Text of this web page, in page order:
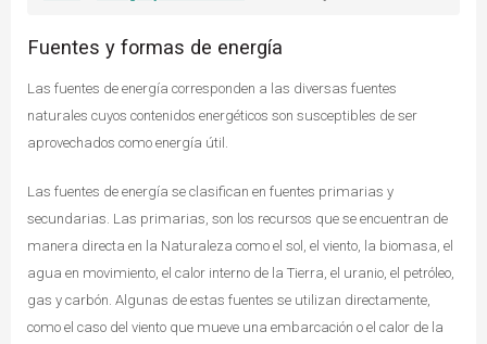
Fuentes y formas de energía
Las fuentes de energía corresponden a las diversas fuentes
naturales cuyos contenidos energéticos son susceptibles de ser
aprovechados como energía útil.
Las fuentes de energía se clasifican en fuentes primarias y
secundarias. Las primarias, son los recursos que se encuentran de
manera directa en la Naturaleza como el sol, el viento, la biomasa, el
agua en movimiento, el calor interno de la Tierra, el uranio, el petróleo,
gas y carbón. Algunas de estas fuentes se utilizan directamente,
como el caso del viento que mueve una embarcación o el calor de la